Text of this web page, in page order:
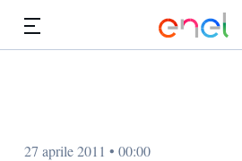
27 aprile 2011 • 00:00